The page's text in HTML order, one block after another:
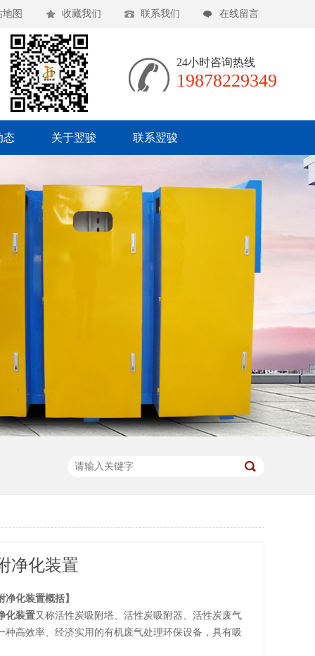
图 收藏我们 联系我们 在线留言
24小时咨询热线
19878229349
态 关于翌骏 联系翌骏
净化装置
净化装置概括】
化装置又称活性炭吸附塔、活性炭吸附器、活性炭废气
种高效率、经济实用的有机废气处理环保设备，具有吸